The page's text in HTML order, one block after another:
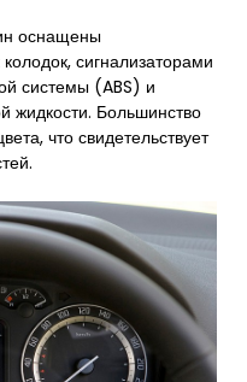
оснащены
сигнализаторами
системы (ABS) и
жидкости. Большинство
что свидетельствует